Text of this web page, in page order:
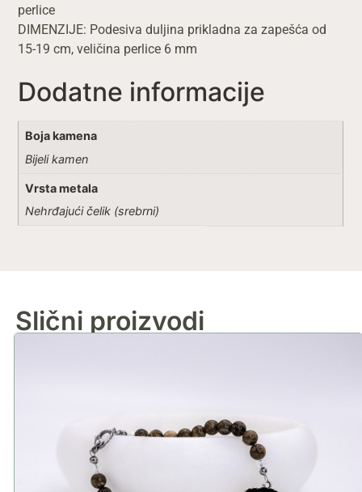
perlice
DIMENZIJE: Podesiva duljina prikladna za zapešća od
15-19 cm, veličina perlice 6 mm
Dodatne informacije
Boja kamena
Bijeli kamen
Vrsta metala
Nehrđajući čelik (srebrni)
Slični proizvodi